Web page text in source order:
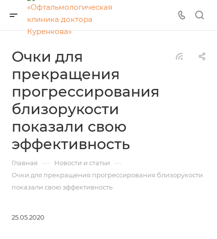
Очки для
прекращения
прогрессирования
близорукости
показали свою
эффективность
Главная — Новости и статьи —
Очки для прекращения прогрессирования близорукости
показали свою эффективность
25.05.2020